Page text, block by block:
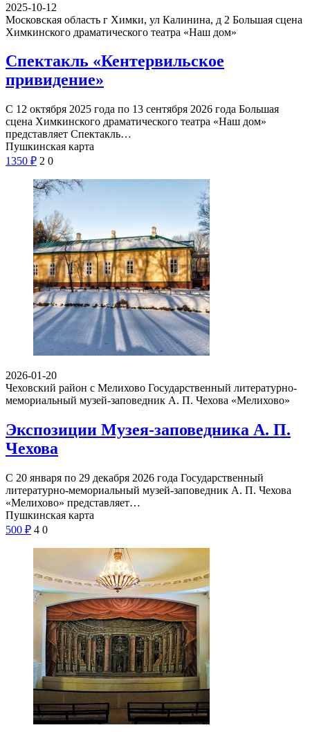
2025-10-12
Московская область г Химки, ул Калинина, д 2 Большая сцена
Химкинского драматического театра «Наш дом»
Спектакль «Кентервильское
привидение»
С 12 октября 2025 года по 13 сентября 2026 года Большая
сцена Химкинского драматического театра «Наш дом»
представляет Спектакль…
Пушкинская карта
1350 ₽ 2 0
2026-01-20
Чеховский район с Мелихово Государственный литературно-
мемориальный музей-заповедник А. П. Чехова «Мелихово»
Экспозиции Музея-заповедника А. П.
Чехова
С 20 января по 29 декабря 2026 года Государственный
литературно-мемориальный музей-заповедник А. П. Чехова
«Мелихово» представляет…
Пушкинская карта
500 ₽ 4 0